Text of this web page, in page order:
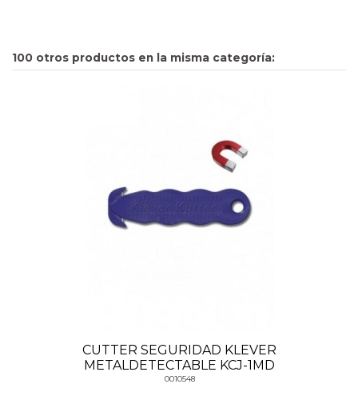
100 otros productos en la misma categoría:
CUTTER SEGURIDAD KLEVER
METALDETECTABLE KCJ-1MD
0010548